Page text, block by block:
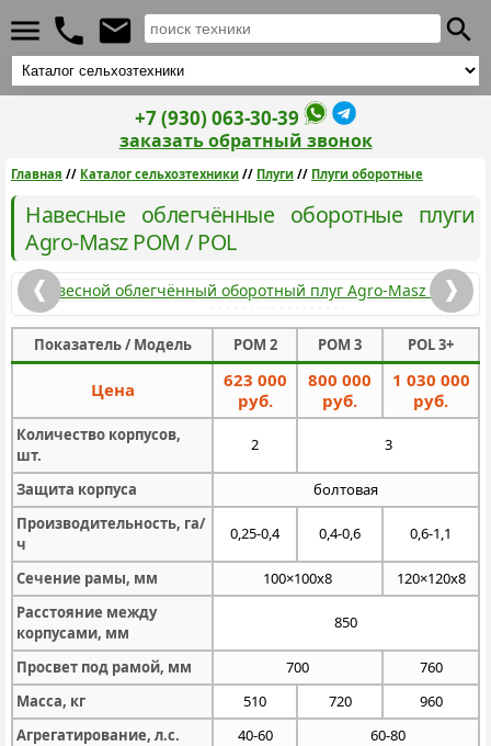
+7 (930) 063-30-39
заказать обратный звонок
Главная // Каталог сельхозтехники // Плуги // Плуги оборотные
Навесные облегчённые оборотные плуги
Agro-Masz POM / POL
Показатель / Модель POM 2 POM 3 POL 3+
Цена
623 000
руб.
800 000
руб.
1 030 000
руб.
Количество корпусов,
шт.
2 3
Защита корпуса
болтовая
Производительность, га/
ч
0,25-0,4 0,4-0,6 0,6-1,1
Сечение рамы, мм 100×100х8
120×120х8
Расстояние между
корпусами, мм
850
Просвет под рамой, мм 700
760
Масса, кг
510 720
960
Агрегатирование, л.с.
40-60 60-80